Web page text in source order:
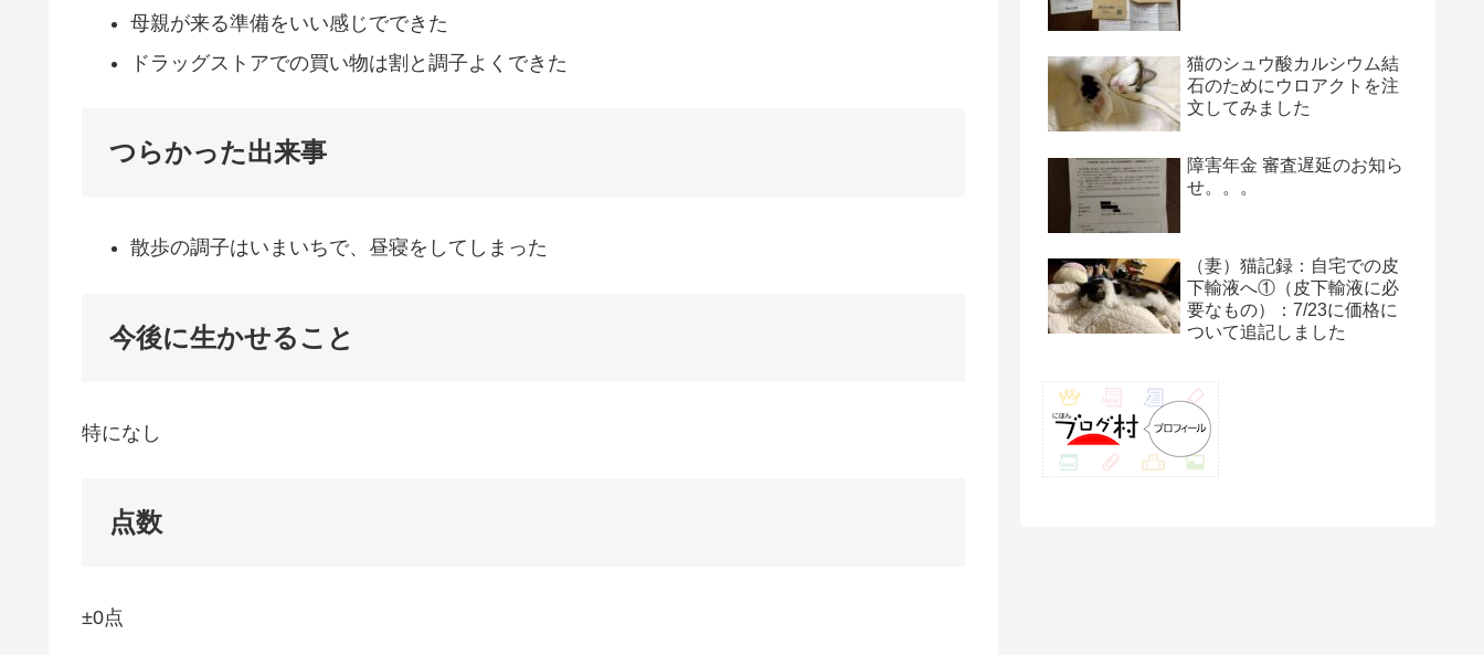
母親が来る準備をいい感じでできた
ドラッグストアでの買い物は割と調子よくできた
つらかった出来事
散歩の調子はいまいちで、昼寝をしてしまった
今後に生かせること
特になし
点数
±0点
猫のシュウ酸カルシウム結
石のためにウロアクトを注
文してみました
障害年金 審査遅延のお知ら
せ。。。
（妻）猫記録：自宅での皮
下輸液へ①（皮下輸液に必
要なもの）：7/23に価格に
ついて追記しました